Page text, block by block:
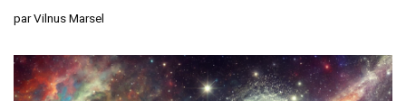
parVilnus Marsel